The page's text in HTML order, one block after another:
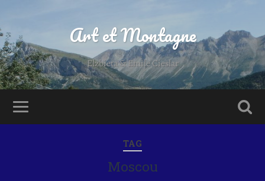
Art et Montagne
Elzbieta & Emile Cieslar
TAG
Moscou